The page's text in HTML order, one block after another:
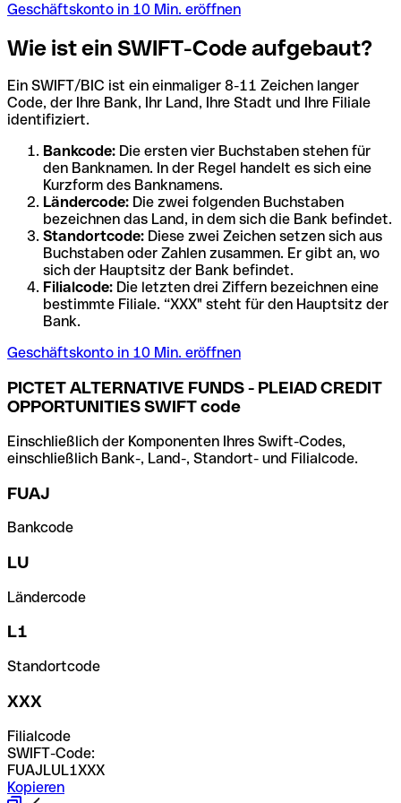
Geschäftskonto in 10 Min. eröffnen
Wie ist ein SWIFT-Code aufgebaut?
Ein SWIFT/BIC ist ein einmaliger 8-11 Zeichen langer
Code, der Ihre Bank, Ihr Land, Ihre Stadt und Ihre Filiale
identifiziert.
Bankcode: Die ersten vier Buchstaben stehen für
den Banknamen. In der Regel handelt es sich eine
Kurzform des Banknamens.
Ländercode: Die zwei folgenden Buchstaben
bezeichnen das Land, in dem sich die Bank befindet.
Standortcode: Diese zwei Zeichen setzen sich aus
Buchstaben oder Zahlen zusammen. Er gibt an, wo
sich der Hauptsitz der Bank befindet.
Filialcode: Die letzten drei Ziffern bezeichnen eine
bestimmte Filiale. “XXX" steht für den Hauptsitz der
Bank.
Geschäftskonto in 10 Min. eröffnen
PICTET ALTERNATIVE FUNDS - PLEIAD CREDIT
OPPORTUNITIES SWIFT code
Einschließlich der Komponenten Ihres Swift-Codes,
einschließlich Bank-, Land-, Standort- und Filialcode.
FUAJ
Bankcode
LU
Ländercode
L1
Standortcode
XXX
Filialcode
SWIFT-Code:
FUAJLUL1XXX
Kopieren